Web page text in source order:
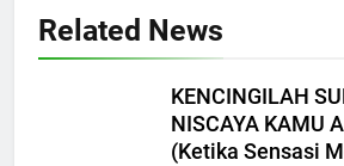
Related News
KENCINGILAH
NISCAYA KAMU
(Ketika Sensasi